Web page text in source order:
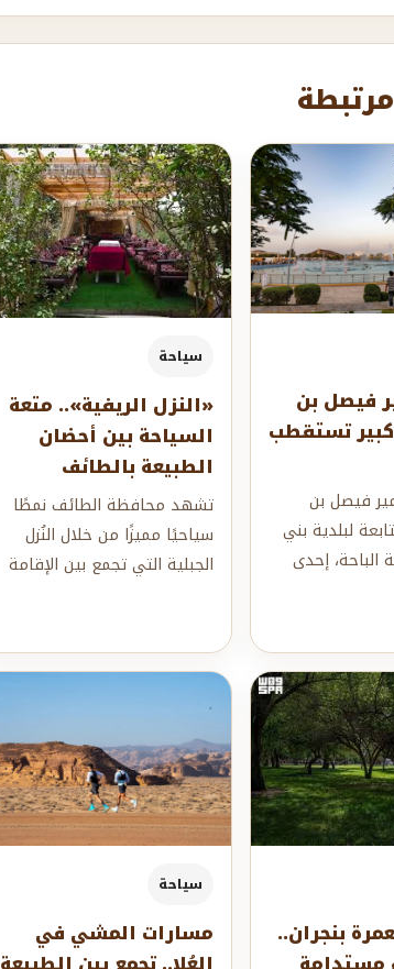
فيصل بن
تستقطب
فيصل بن
لبلدية بني
إحدى
سياحة
«النزل الريفية».. متعة
السياحة بين أحضان
الطبيعة بالطائف
تشهد محافظة الطائف نمطًا
سياحيًا مميزًا من خلال النُزل
الجبلية التي تجمع بين الإقامة
بنجران..
سياحة
مسارات المشي في